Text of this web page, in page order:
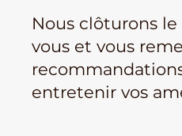
Nous clôturons
vous et vous
entretenir vos